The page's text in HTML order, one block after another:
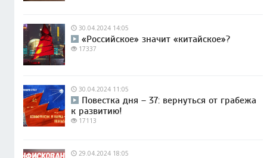
30.04.2024 14:05
«Российское» значит «китайское»?
17337
30.04.2024 11:05
Повестка дня – 37: вернуться от грабежа
к развитию!
17113
29.04.2024 18:05